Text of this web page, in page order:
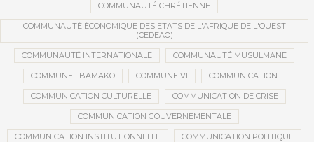
COMMUNAUTÉ CHRÉTIENNE
COMMUNAUTÉ ÉCONOMIQUE DES ETATS DE L'AFRIQUE DE L'OUEST
(CEDEAO)
COMMUNAUTÉ INTERNATIONALE COMMUNAUTÉ MUSULMANE
COMMUNE I BAMAKO COMMUNE VI COMMUNICATION
COMMUNICATION CULTURELLE COMMUNICATION DE CRISE
COMMUNICATION GOUVERNEMENTALE
COMMUNICATION INSTITUTIONNELLE COMMUNICATION POLITIQUE